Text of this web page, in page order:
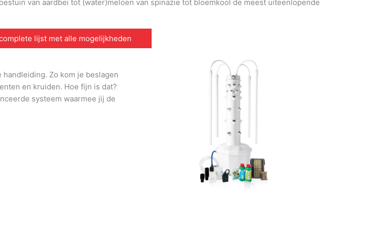
van aardbei tot (water)meloen van spinazie tot bloemkool de meest uiteenlopende
lijst met alle mogelijkheden
Zo kom je beslagen
en kruiden. Hoe fijn is dat?
systeem waarmee jij de